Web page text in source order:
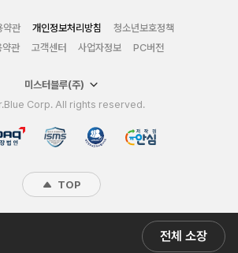
전체 소장
약관 개인정보처리방침
청소년보호정책
약관
고객센터 사업자정보 PC버전
미스터블루(주)
Corp. All rights reserved.
TOP